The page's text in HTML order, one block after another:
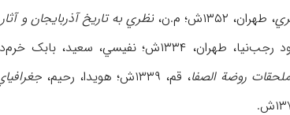
، طهران، ۱۳۵۲ش؛ م.ن، نظري به تاریخ آذربایجان و
۱۳۳۴ش؛ نفیسي، سعید، بابک خرم‌دین،
ملحقات روضة الصفا، قم، ۱۳۳۹ش؛ هویدا، رحیم،